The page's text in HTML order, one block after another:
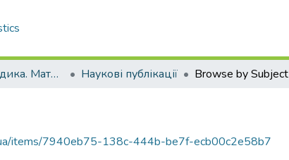
Наукова періодика. Матеріали конференцій Наукові публікації Browse by Subject
items/7940eb75-138c-444b-be7f-ecb00c2e58b7